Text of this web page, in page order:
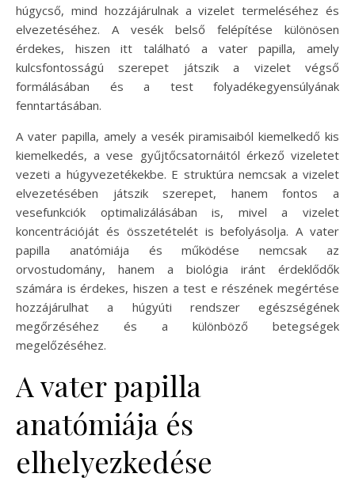
húgycső, mind hozzájárulnak a vizelet termeléséhez és
elvezetéséhez. A vesék belső felépítése különösen
érdekes, hiszen itt található a vater papilla, amely
kulcsfontosságú szerepet játszik a vizelet végső
formálásában és a test folyadékegyensúlyának
fenntartásában.
A vater papilla, amely a vesék piramisaiból kiemelkedő kis
kiemelkedés, a vese gyűjtőcsatornáitól érkező vizeletet
vezeti a húgyvezetékekbe. E struktúra nemcsak a vizelet
elvezetésében játszik szerepet, hanem fontos a
vesefunkciók optimalizálásában is, mivel a vizelet
koncentrációját és összetételét is befolyásolja. A vater
papilla anatómiája és működése nemcsak az
orvostudomány, hanem a biológia iránt érdeklődők
számára is érdekes, hiszen a test e részének megértése
hozzájárulhat a húgyúti rendszer egészségének
megőrzéséhez és a különböző betegségek
megelőzéséhez.
A vater papilla
anatómiája és
elhelyezkedése